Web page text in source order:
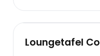
loungemeubels,
opstellingen in een
Loungetafel